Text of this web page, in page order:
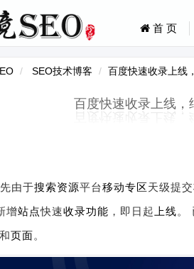
首 页
SEO技术博客 百度快速收录上线
百度快速收录上线，
由于搜索资源平台移动专区天级提
增站点快速收录功能 ，即日起 上线。
页面。